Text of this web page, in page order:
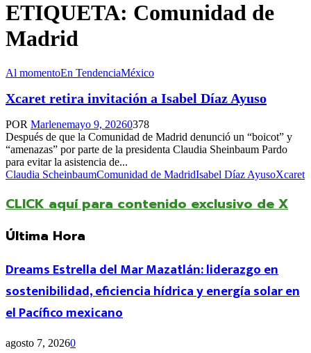
ETIQUETA: Comunidad de
Madrid
Al momentoEn TendenciaMéxico
Xcaret retira invitación a Isabel Díaz Ayuso
POR Marlenemayo 9, 20260378
Después de que la Comunidad de Madrid denunció un “boicot” y
“amenazas” por parte de la presidenta Claudia Sheinbaum Pardo
para evitar la asistencia de...
Claudia ScheinbaumComunidad de MadridIsabel Díaz AyusoXcaret
CLICK aquí para contenido exclusivo de X
Última Hora
Dreams Estrella del Mar Mazatlán: liderazgo en
sostenibilidad, eficiencia hídrica y energía solar en
el Pacífico mexicano
agosto 7, 20260